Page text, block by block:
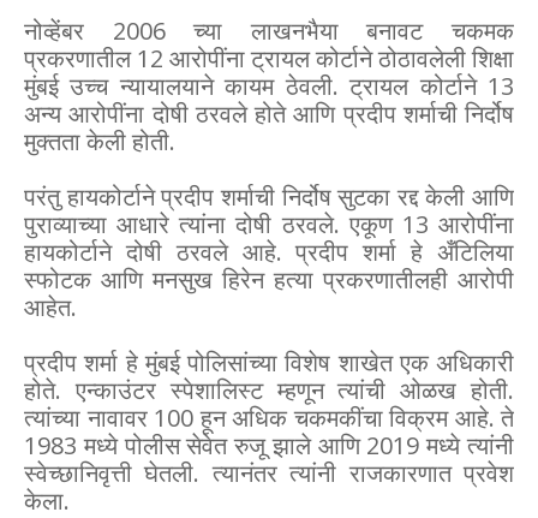
नोव्हेंबर 2006 च्या लाखनभैया बनावट चकमक
प्रकरणातील 12 आरोपींना ट्रायल कोर्टाने ठोठावलेली शिक्षा
मुंबई उच्च न्यायालयाने कायम ठेवली. ट्रायल कोर्टाने 13
अन्य आरोपींना दोषी ठरवले होते आणि प्रदीप शर्माची निर्दोष
मुक्तता केली होती.
परंतु हायकोर्टाने प्रदीप शर्माची निर्दोष सुटका रद्द केली आणि
पुराव्याच्या आधारे त्यांना दोषी ठरवले. एकूण 13 आरोपींना
हायकोर्टाने दोषी ठरवले आहे. प्रदीप शर्मा हे अँटिलिया
स्फोटक आणि मनसुख हिरेन हत्या प्रकरणातीलही आरोपी
आहेत.
प्रदीप शर्मा हे मुंबई पोलिसांच्या विशेष शाखेत एक अधिकारी
होते. एन्काउंटर स्पेशालिस्ट म्हणून त्यांची ओळख होती.
त्यांच्या नावावर 100 हून अधिक चकमकींचा विक्रम आहे. ते
1983 मध्ये पोलीस सेवेत रुजू झाले आणि 2019 मध्ये त्यांनी
स्वेच्छानिवृत्ती घेतली. त्यानंतर त्यांनी राजकारणात प्रवेश
केला.